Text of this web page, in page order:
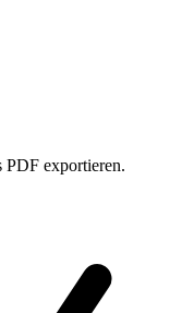
PDF exportieren.